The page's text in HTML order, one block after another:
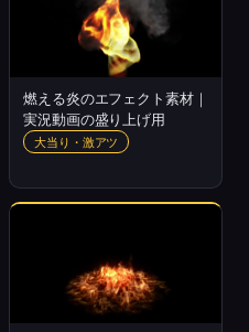
燃える炎のエフェクト素材｜
実況動画の盛り上げ用
大当り・激アツ